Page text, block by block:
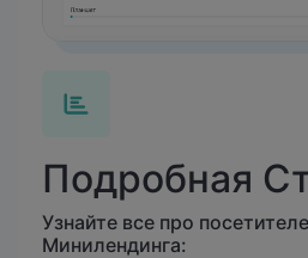
Подробная
Узнайте все про
Минилендинга: